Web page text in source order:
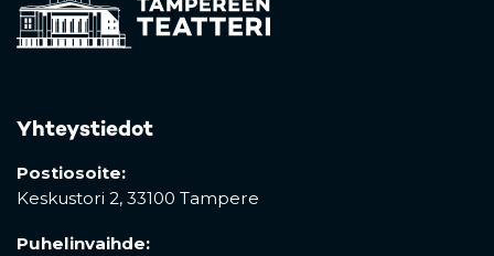
Yhteystiedot
Postiosoite:
Keskustori 2, 33100 Tampere
Puhelinvaihde: